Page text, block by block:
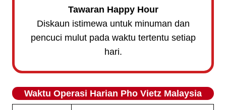
Tawaran Happy Hour
Diskaun istimewa untuk minuman dan
pencuci mulut pada waktu tertentu setiap
hari.
Waktu Operasi Harian Pho Vietz Malaysia